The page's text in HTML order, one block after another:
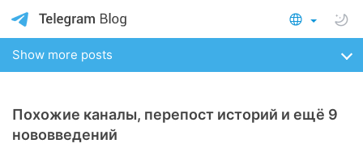
Show more posts
Похожие каналы, перепост историй и ещё 9
нововведений